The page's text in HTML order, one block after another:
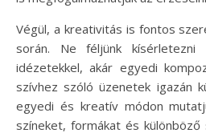
Végül, a kreativitás is fontos
során. Ne féljünk kísérletezni
idézetekkel, akár egyedi
szívhez szóló üzenetek igazán
egyedi és kreatív módon
színeket, formákat és